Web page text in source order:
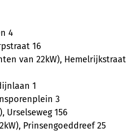
4
16
van 22kW), Hemelrijkstraat
1
3
156
Prinsengoeddreef 25